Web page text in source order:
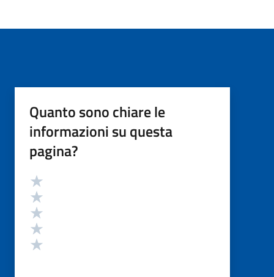
Quanto sono chiare le
informazioni su questa
pagina?
Valutazione